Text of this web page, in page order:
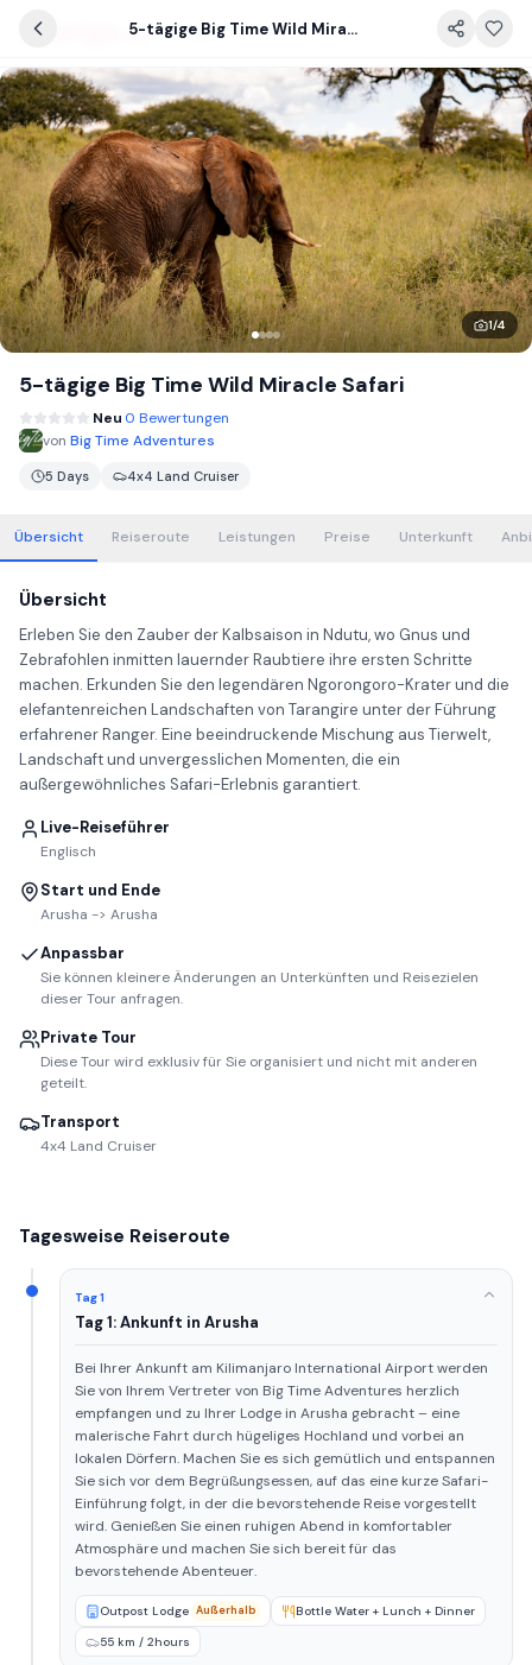
5-tägige Big Time Wild Miracle Safari
1/4
5-tägige Big Time Wild Miracle Safari
Neu 0 Bewertungen
von Big Time Adventures
5 Days 4x4 Land Cruiser
Übersicht Reiseroute Leistungen Preise Unterkunft
Übersicht
Erleben Sie den Zauber der Kalbsaison in Ndutu, wo Gnus und
Zebrafohlen inmitten lauernder Raubtiere ihre ersten Schritte
machen. Erkunden Sie den legendären Ngorongoro-Krater und die
elefantenreichen Landschaften von Tarangire unter der Führung
erfahrener Ranger. Eine beeindruckende Mischung aus Tierwelt,
Landschaft und unvergesslichen Momenten, die ein
außergewöhnliches Safari-Erlebnis garantiert.
Live-Reiseführer
Englisch
Start und Ende
Arusha -> Arusha
Anpassbar
Sie können kleinere Änderungen an Unterkünften und Reisezielen
dieser Tour anfragen.
Private Tour
Diese Tour wird exklusiv für Sie organisiert und nicht mit anderen
geteilt.
Transport
4x4 Land Cruiser
Tagesweise Reiseroute
Tag 1
Tag 1: Ankunft in Arusha
Bei Ihrer Ankunft am Kilimanjaro International Airport werden
Sie von Ihrem Vertreter von Big Time Adventures herzlich
empfangen und zu Ihrer Lodge in Arusha gebracht – eine
malerische Fahrt durch hügeliges Hochland und vorbei an
lokalen Dörfern. Machen Sie es sich gemütlich und entspannen
Sie sich vor dem Begrüßungsessen, auf das eine kurze Safari-
Einführung folgt, in der die bevorstehende Reise vorgestellt
wird. Genießen Sie einen ruhigen Abend in komfortabler
Atmosphäre und machen Sie sich bereit für das
bevorstehende Abenteuer.
Outpost Lodge Außerhalb
Bottle Water + Lunch + Dinner
55 km / 2hours